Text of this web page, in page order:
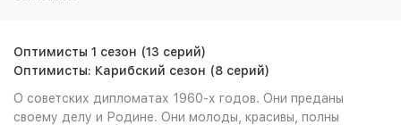
Оптимисты 1 сезон (13 серий)
Оптимисты: Карибский сезон (8 серий)
О советских дипломатах 1960-х годов. Они преданы
своему делу и Родине. Они молоды, красивы, полны